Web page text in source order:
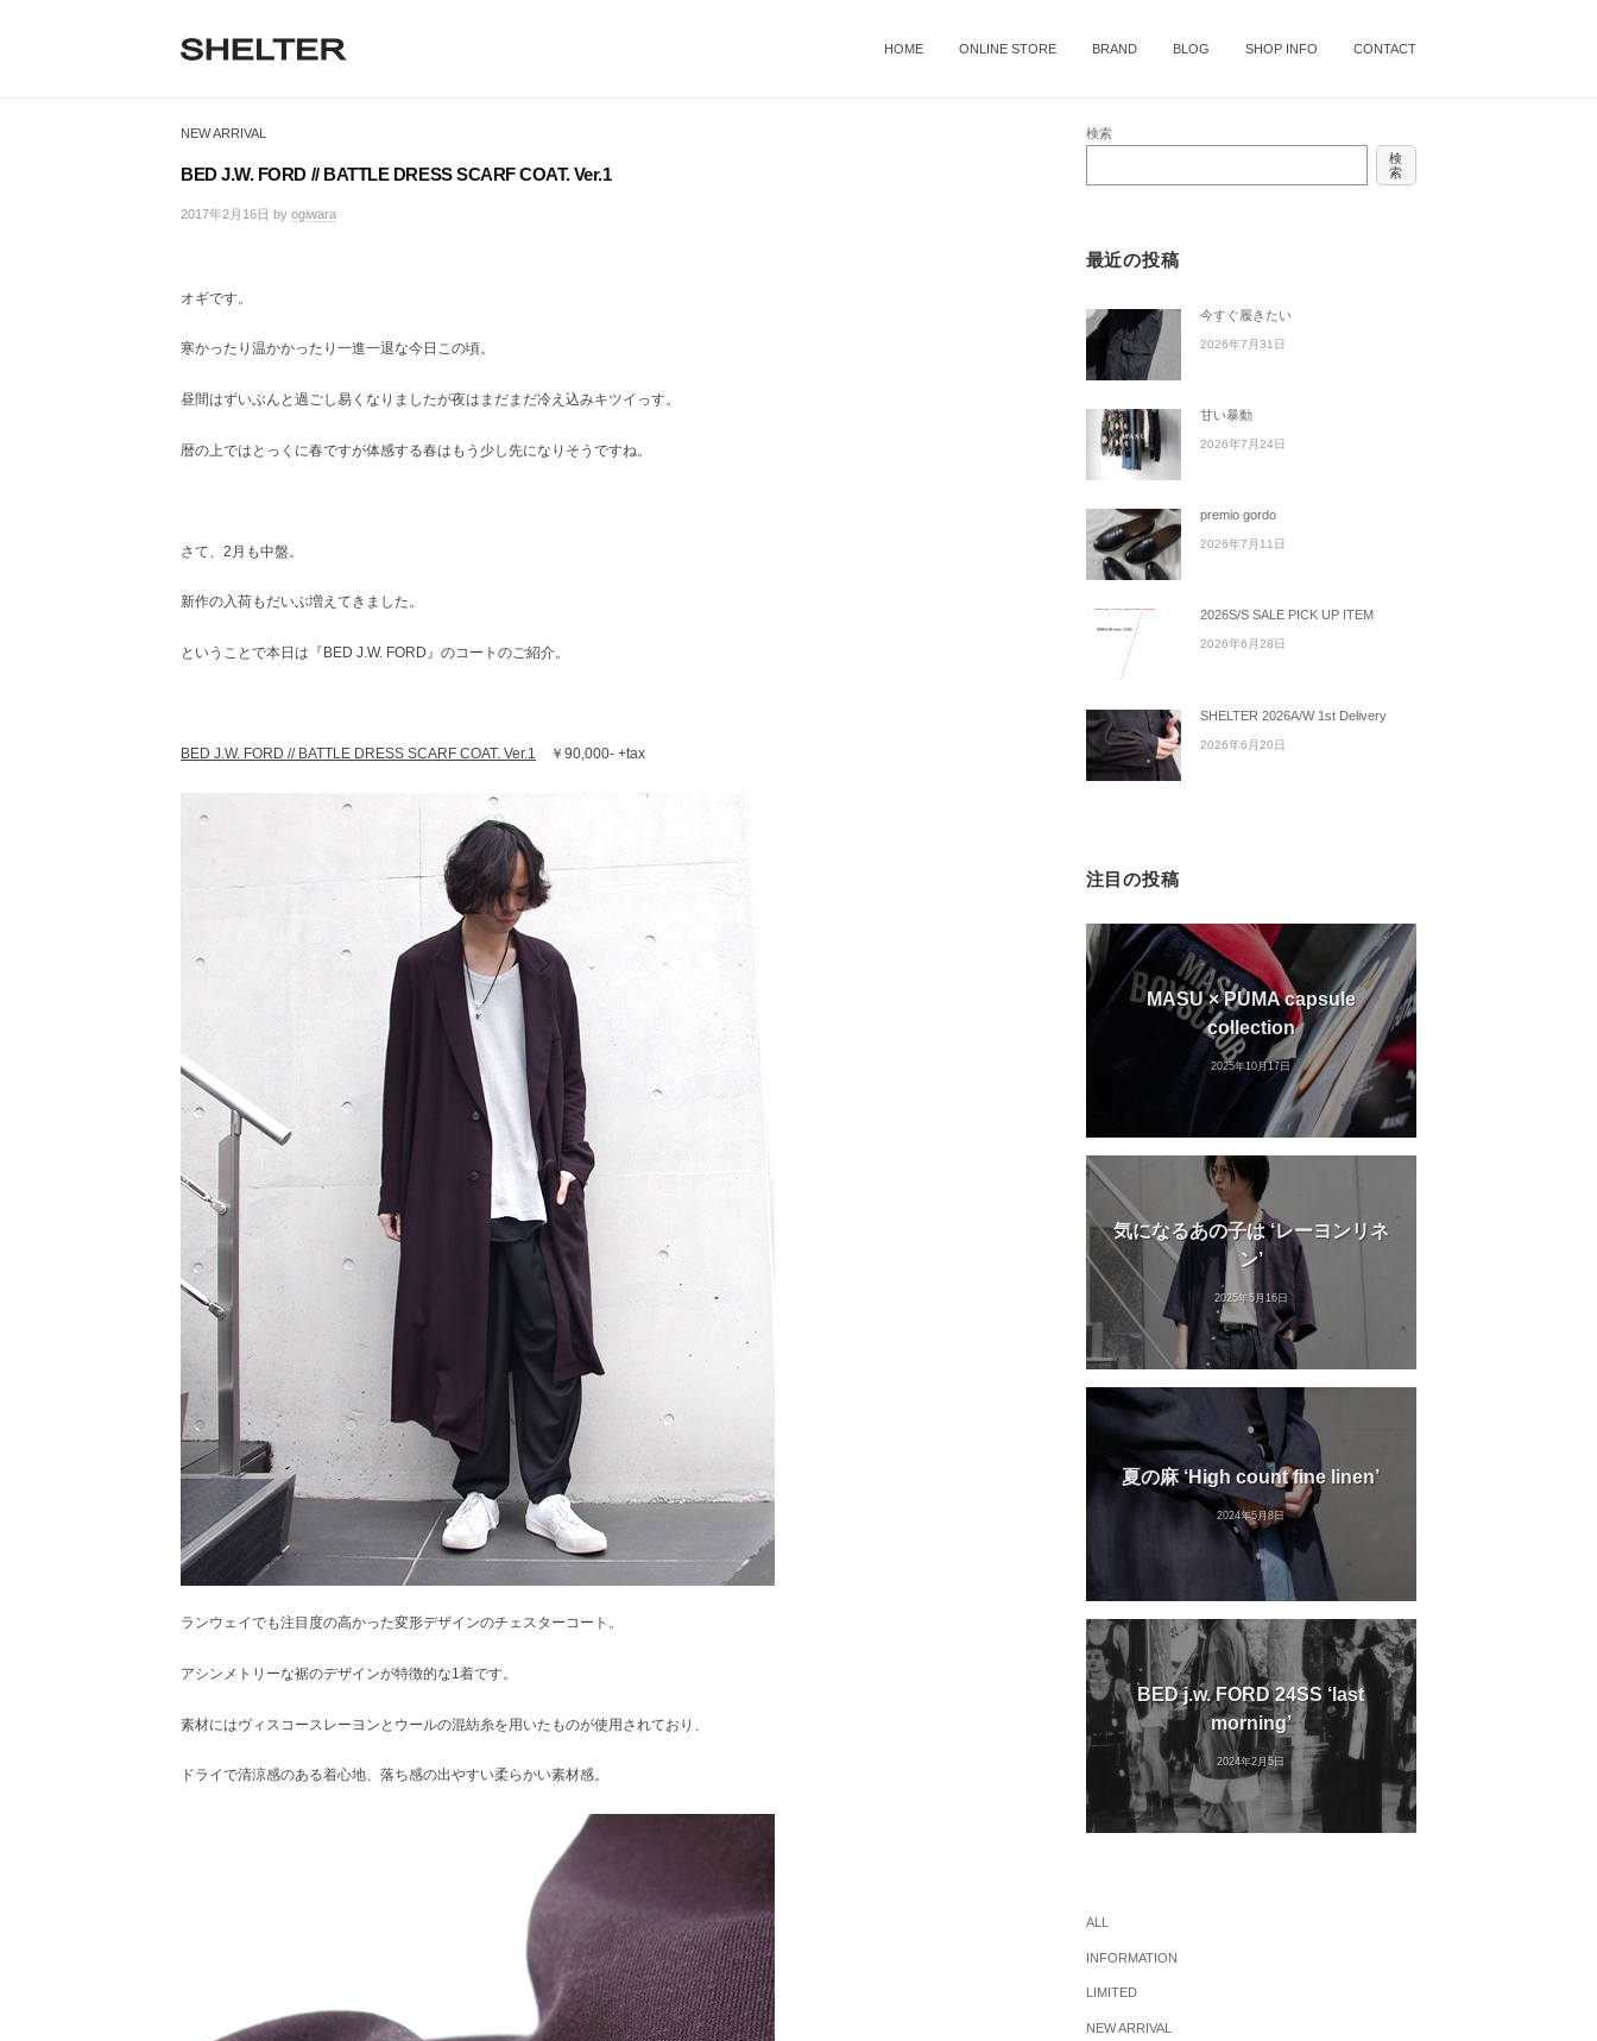
T
R
ェ
京
比
レ
ト
ョ
HOME ONLINE STORE BRAND BLOG SHOP INFO CONTACT
NEW ARRIVAL
BED J.W. FORD // BATTLE DRESS SCARF COAT. Ver.1
2017年2月16日 by ogiwara
ン
オギです。
寒かったり温かかったり一進一退な今日この頃。
昼間はずいぶんと過ごし易くなりましたが夜はまだまだ冷え込みキツイっす。
暦の上ではとっくに春ですが体感する春はもう少し先になりそうですね。
さて、2月も中盤。
新作の入荷もだいぶ増えてきました。
ということで本日は『BED J.W. FORD』のコートのご紹介。
BED J.W. FORD // BATTLE DRESS SCARF COAT. Ver.1 ￥90,000- +tax
ランウェイでも注目度の高かった変形デザインのチェスターコート。
アシンメトリーな裾のデザインが特徴的な1着です。
素材にはヴィスコースレーヨンとウールの混紡糸を用いたものが使用されており、
ドライで清涼感のある着心地、落ち感の出やすい柔らかい素材感。
検索
検
索
最近の投稿
今すぐ履きたい
2026年7月31日
甘い暴動
2026年7月24日
premio gordo
2026年7月11日
2026S/S SALE PICK UP ITEM
2026年6月28日
SHELTER 2026A/W 1st Delivery
2026年6月20日
注目の投稿
MASU × PUMA capsule
collection
2025年10月17日
気になるあの子は ‘レーヨンリネ
ン’
2025年5月16日
夏の麻 ‘High count fine linen’
2024年5月8日
BED j.w. FORD 24SS ‘last
morning’
2024年2月5日
ALL
INFORMATION
LIMITED
NEW ARRIVAL
E
E
R